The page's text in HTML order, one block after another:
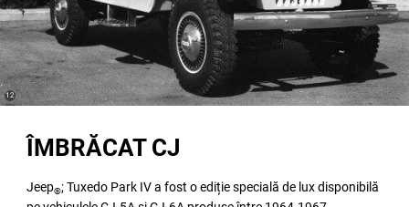
ÎMBRĂCAT CJ
Jeep®; Tuxedo Park IV a fost o ediție specială de lux disponibilă
(
Disclosure
12)